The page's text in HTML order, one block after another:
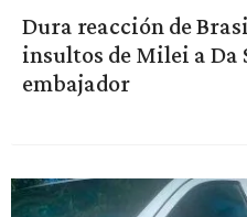
Dura reacción de
insultos de Milei a Da
embajador